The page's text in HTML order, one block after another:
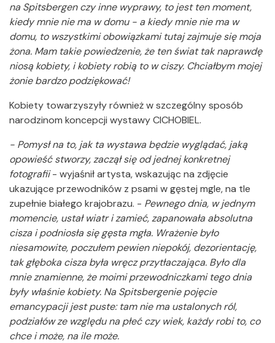
na Spitsbergen czy inne wyprawy, to jest ten moment,
kiedy mnie nie ma w domu - a kiedy mnie nie ma w
domu, to wszystkimi obowiązkami tutaj zajmuje się moja
żona. Mam takie powiedzenie, że ten świat tak naprawdę
niosą kobiety, i kobiety robią to w ciszy. Chciałbym mojej
żonie bardzo podziękować!
Kobiety towarzyszyły również w szczególny sposób
narodzinom koncepcji wystawy CICHOBIEL.
- Pomysł na to, jak ta wystawa będzie wyglądać, jaką
opowieść stworzy, zaczął się od jednej konkretnej
fotografii- wyjaśnił artysta, wskazując na zdjęcie
ukazujące przewodników z psami w gęstej mgle, na tle
zupełnie białego krajobrazu. - Pewnego dnia, w jednym
momencie, ustał wiatr i zamieć, zapanowała absolutna
cisza i podniosła się gęsta mgła. Wrażenie było
niesamowite, poczułem pewien niepokój, dezorientację,
tak głęboka cisza była wręcz przytłaczająca. Było dla
mnie znamienne, że moimi przewodniczkami tego dnia
były właśnie kobiety. Na Spitsbergenie pojęcie
emancypacji jest puste: tam nie ma ustalonych ról,
podziałów ze względu na płeć czy wiek, każdy robi to, co
chce i może, na ile może.